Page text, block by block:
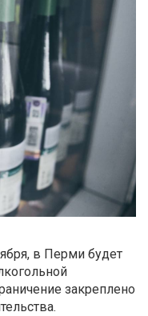
в Перми будет
закреплено